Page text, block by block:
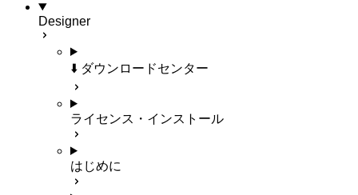
Designer
⬇️ ダウンロードセンター
ライセンス・インストール
はじめに